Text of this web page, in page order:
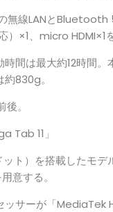
無線LANとBluetooth
×1、micro HDMI×1を
時間は最大約12時間
830g。
。
Tab 11」
ット）を搭載したモ
意する。
サーが「MediaTek